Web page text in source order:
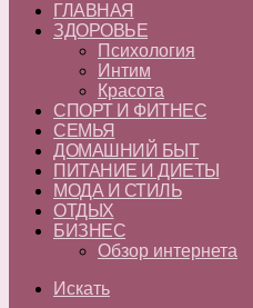
ГЛАВНАЯ
ЗДОРОВЬЕ
Психология
Интим
Красота
СПОРТ И ФИТНЕС
СЕМЬЯ
ДОМАШНИЙ БЫТ
ПИТАНИЕ И ДИЕТЫ
МОДА И СТИЛЬ
ОТДЫХ
БИЗНЕС
Обзор интернета
Искать